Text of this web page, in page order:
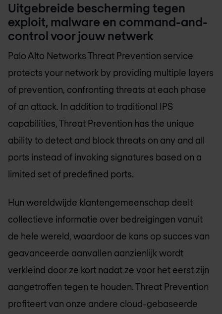
Uitgebreide bescherming tegen
exploit, malware en command-and-
control voor jouw netwerk
Palo Alto Networks Threat Prevention service
protects your network by providing multiple layers
of prevention, confronting threats at each phase
of an attack. In addition to traditional IPS
capabilities, Threat Prevention has the unique
ability to detect and block threats on any and all
ports instead of invoking signatures based on a
limited set of predefined ports.
Hun wereldwijde klantengemeenschap deelt
collectieve informatie over bedreigingen vanuit
de hele wereld, waardoor de kans op succes van
geavanceerde aanvallen aanzienlijk wordt
verkleind door ze kort nadat ze voor het eerst zijn
aangetroffen tegen te houden. Threat Prevention
profiteert van onze andere cloud-gebaseerde